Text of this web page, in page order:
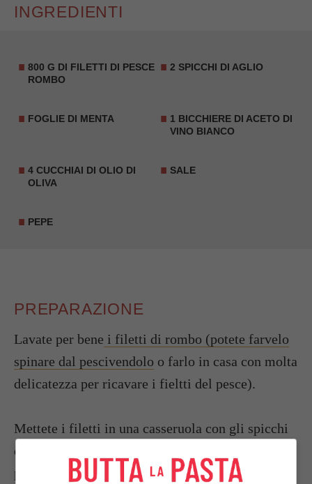
INGREDIENTI
800 G DI FILETTI DI PESCE
ROMBO
2 SPICCHI DI AGLIO
FOGLIE DI MENTA 1 BICCHIERE DI ACETO DI
VINO BIANCO
4 CUCCHIAI DI OLIO DI
OLIVA
SALE
PEPE
PREPARAZIONE
Lavate per bene i filetti di rombo (potete farvelo
spinare dal pescivendolo o farlo in casa con molta
delicatezza per ricavare i fieltti del pesce).
Mettete i filetti in una casseruola con gli spicchi
d’
per mezz’ora, unendo a metà cottura l’aceto e la